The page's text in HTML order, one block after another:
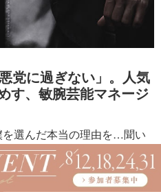
党に過ぎない」。人気
す、敏腕芸能マネージ
を選んだ本当の理由を…聞い
が人見知りをするというこ
ゃないかと思っています